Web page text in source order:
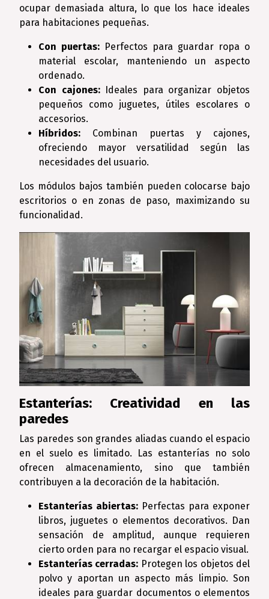
ocupar demasiada altura, lo que los hace ideales
para habitaciones pequeñas.
Con puertas: Perfectos para guardar ropa o
material escolar, manteniendo un aspecto
ordenado.
Con cajones:Ideales para organizar objetos
pequeños como juguetes, útiles escolares o
accesorios.
Híbridos: Combinan puertas y cajones,
ofreciendo mayor versatilidad según las
necesidades del usuario.
Los módulos bajos también pueden colocarse bajo
escritorios o en zonas de paso, maximizando su
funcionalidad.
Estanterías: Creatividad en las
paredes
Las paredes son grandes aliadas cuando el espacio
en el suelo es limitado. Las estanterías no solo
ofrecen almacenamiento, sino que también
contribuyen a la decoración de la habitación.
Estanterías abiertas: Perfectas para exponer
libros, juguetes o elementos decorativos. Dan
sensación de amplitud, aunque requieren
cierto orden para no recargar el espacio visual.
Estanterías cerradas: Protegen los objetos del
polvo y aportan un aspecto más limpio. Son
ideales para guardar documentos o elementos